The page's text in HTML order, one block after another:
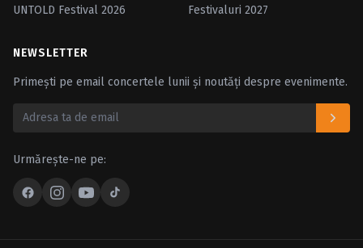
UNTOLD Festival 2026
Festivaluri 2027
NEWSLETTER
Primești pe email concertele lunii și noutăți despre evenimente.
Urmărește-ne pe: